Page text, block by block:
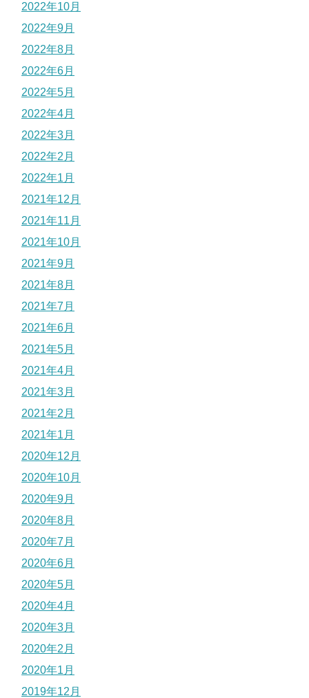
2022年10月
2022年9月
2022年8月
2022年6月
2022年5月
2022年4月
2022年3月
2022年2月
2022年1月
2021年12月
2021年11月
2021年10月
2021年9月
2021年8月
2021年7月
2021年6月
2021年5月
2021年4月
2021年3月
2021年2月
2021年1月
2020年12月
2020年10月
2020年9月
2020年8月
2020年7月
2020年6月
2020年5月
2020年4月
2020年3月
2020年2月
2020年1月
2019年12月